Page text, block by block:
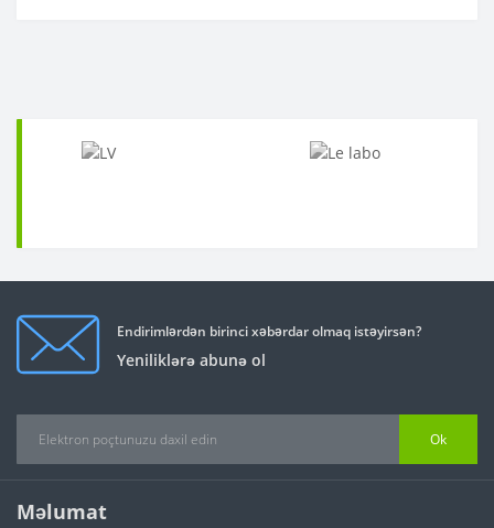
Endirimlərdən birinci xəbərdar olmaq istəyirsən?
Yeniliklərə abunə ol
Ok
Məlumat